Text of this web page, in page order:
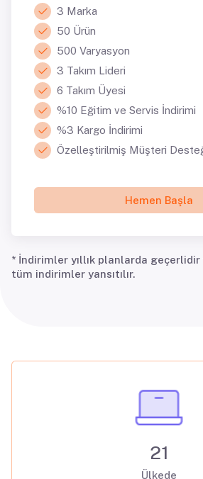
3 Marka
50 Ürün
500 Varyasyon
3 Takım Lideri
6 Takım Üyesi
%10 Eğitim ve Servis İndirimi
%3 Kargo İndirimi
Özelleştirilmiş Müşteri
Hemen Başla
* İndirimler yıllık planlarda
tüm indirimler yansıtılır.
21
Ülkede